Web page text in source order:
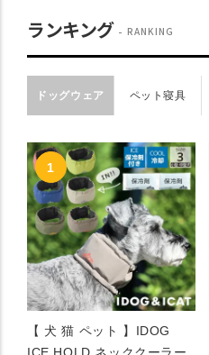
ランキング RANKING
ドッグウェア ペット寝具
【 犬 猫 ペット 】IDOG